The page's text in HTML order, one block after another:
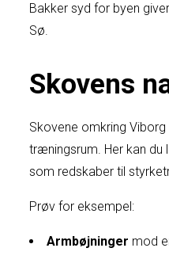
Bakker syd for byen
Sø.
Skovens
Skovene omkring
træningsrum. Her kan
som redskaber til
Prøv for eksempel:
Armbøjninger mod